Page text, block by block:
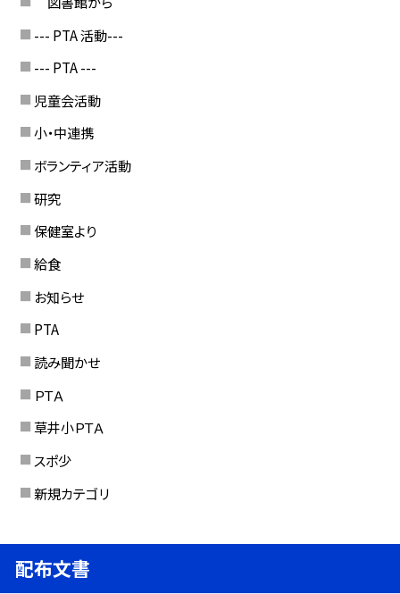
--- PTA 活動---
--- PTA ---
児童会活動
小・中連携
ボランティア活動
研究
保健室より
給食
お知らせ
PTA
読み聞かせ
ＰＴＡ
草井小ＰＴＡ
スポ少
新規カテゴリ
配布文書